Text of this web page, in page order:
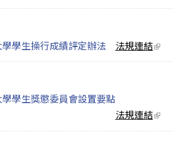
學生操行成績評定辦法
法規連結
學生獎懲委員會設置要點
法規連結